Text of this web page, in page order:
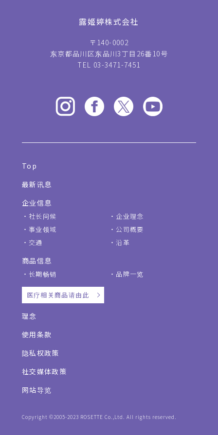
露姬婷株式会社
〒140-0002
东京都品川区东品川3丁目26番10号
TEL 03-3471-7451
Top
最新讯息
企业信息
社长问候
企业理念
事业领域
公司概要
交通
沿革
商品信息
长期畅销 品牌一览
医疗相关商品请由此
理念
使用条款
隐私权政策
社交媒体政策
网站导览
Copyright ©2005-2023 ROSETTE Co.,Ltd. All rights reserved.